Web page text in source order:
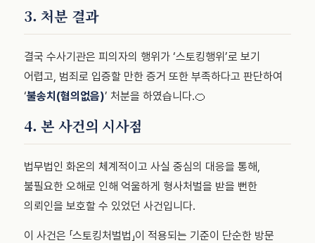
3. 처분 결과
결국 수사기관은 피의자의 행위가 ‘스토킹행위’로 보기
어렵고, 범죄로 입증할 만한 증거 또한 부족하다고 판단하여
‘불송치(혐의없음)’ 처분을 하였습니다.🍊
4. 본 사건의 시사점
법무법인 화온의 체계적이고 사실 중심의 대응을 통해,
불필요한 오해로 인해 억울하게 형사처벌을 받을 뻔한
의뢰인을 보호할 수 있었던 사건입니다.
이 사건은 「스토킹처벌법」이 적용되는 기준이 단순한 방문